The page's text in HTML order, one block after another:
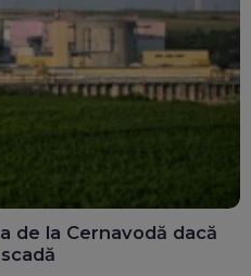
de la Cernavodă dacă